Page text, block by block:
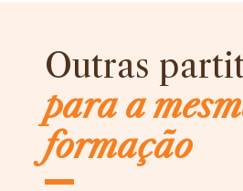
Outras
para a
formação